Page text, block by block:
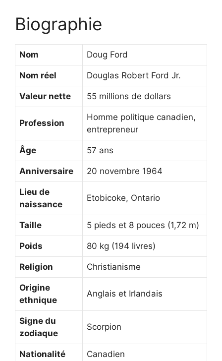
Biographie
Nom Doug Ford
Nom réel Douglas Robert Ford Jr.
Valeur nette 55 millions de dollars
Profession
Homme politique canadien,
entrepreneur
Âge 57 ans
Anniversaire 20 novembre 1964
Lieu de
naissance
Etobicoke, Ontario
Taille 5 pieds et 8 pouces (1,72 m)
Poids 80 kg (194 livres)
Religion Christianisme
Origine
ethnique
Anglais et Irlandais
Signe du
zodiaque
Scorpion
Nationalité Canadien